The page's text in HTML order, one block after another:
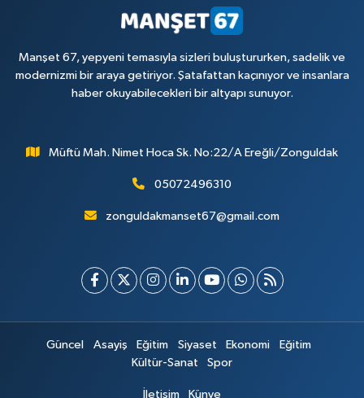
Manşet 67, yepyeni temasıyla sizleri buluştururken, sadelik ve
modernizmi bir araya getiriyor. Şatafattan kaçınıyor ve insanlara
haber okuyabilecekleri bir altyapı sunuyor.
Müftü Mah. Nimet Hoca Sk. No:22/A Ereğli/Zonguldak
05072496310
zonguldakmanset67@gmail.com
Güncel Asayiş Eğitim Siyaset Ekonomi
Eğitim
Kültür-Sanat
Spor
İletişim Künye